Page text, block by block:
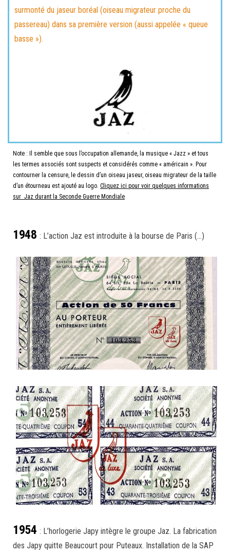
surmonté du jaseur boréal (oiseau migrateur proche du
passereau) dans sa première version (aussi appelée « queue
basse »).
Note : Il semble que sous l’occupation allemande, la musique « Jazz » et tous
les termes associés sont suspects et considérés comme « américain ». Pour
contourner la censure, le dessin d’un oiseau jaseur, oiseau migrateur de la taille
d’un étourneau est ajouté au logo. Cliquez ici pour voir quelques informations
sur Jaz durant la Seconde Guerre Mondiale
1948 : L’action Jaz est introduite à la bourse de Paris (…)
1954 : L’horlogerie Japy intègre le groupe Jaz. La fabrication
des Japy quitte Beaucourt pour Puteaux. Installation de la SAP